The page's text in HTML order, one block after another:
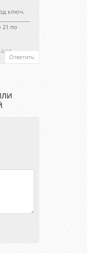
ключ.
21 по
Ответить